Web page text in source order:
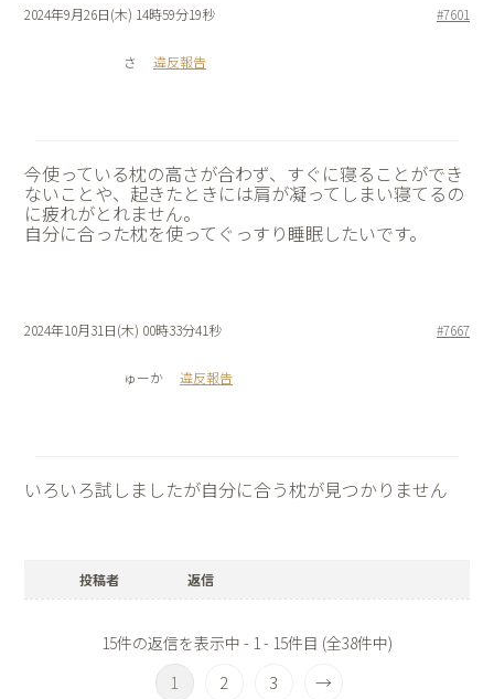
2024年9月26日(木) 14時59分19秒 #7601
さ 違反報告
今使っている枕の高さが合わず、すぐに寝ることができ
ないことや、起きたときには肩が凝ってしまい寝てるの
に疲れがとれません。
自分に合った枕を使ってぐっすり睡眠したいです。
2024年10月31日(木) 00時33分41秒 #7667
ゅーか 違反報告
いろいろ試しましたが自分に合う枕が見つかりません
投稿者 返信
15件の返信を表示中 - 1 - 15件目 (全38件中)
1 2 3 →